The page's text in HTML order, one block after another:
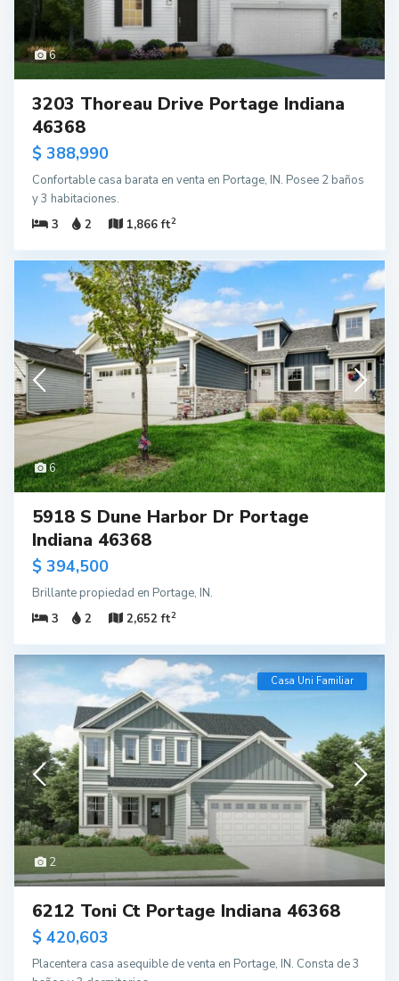
6
3203 Thoreau Drive Portage Indiana
46368
$ 388,990
Confortable casa barata en venta en Portage, IN. Posee 2 baños
y 3 habitaciones.
3
2 1,866 ft2
6
5918 S Dune Harbor Dr Portage
Indiana 46368
$ 394,500
Brillante propiedad en Portage, IN.
3
2 2,652 ft2
2
Casa Uni Familiar
6212 Toni Ct Portage Indiana 46368
$ 420,603
Placentera casa asequible de venta en Portage, IN. Consta de 3